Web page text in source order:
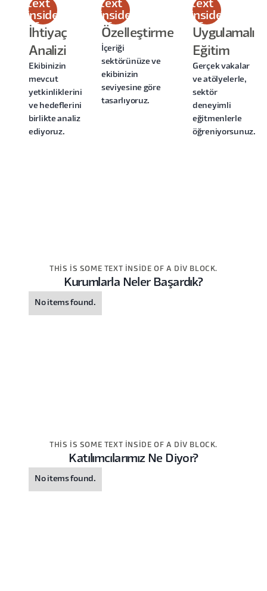
text
inside
of a
div
block.
İhtiyaç
Analizi
Ekibinizin
mevcut
yetkinliklerini
ve hedeflerini
birlikte analiz
ediyoruz.
text
inside
of a
div
block.
Özelleştirme
İçeriği
sektörünüze ve
ekibinizin
seviyesine göre
tasarlıyoruz.
text
inside
of a
div
block.
Uygulamalı
Eğitim
Gerçek vakalar
ve atölyelerle,
sektör
deneyimli
eğitmenlerle
öğreniyorsunuz.
THIS IS SOME TEXT INSIDE OF A DIV BLOCK.
Kurumlarla Neler Başardık?
No items found.
THIS IS SOME TEXT INSIDE OF A DIV BLOCK.
Katılımcılarımız Ne Diyor?
No items found.